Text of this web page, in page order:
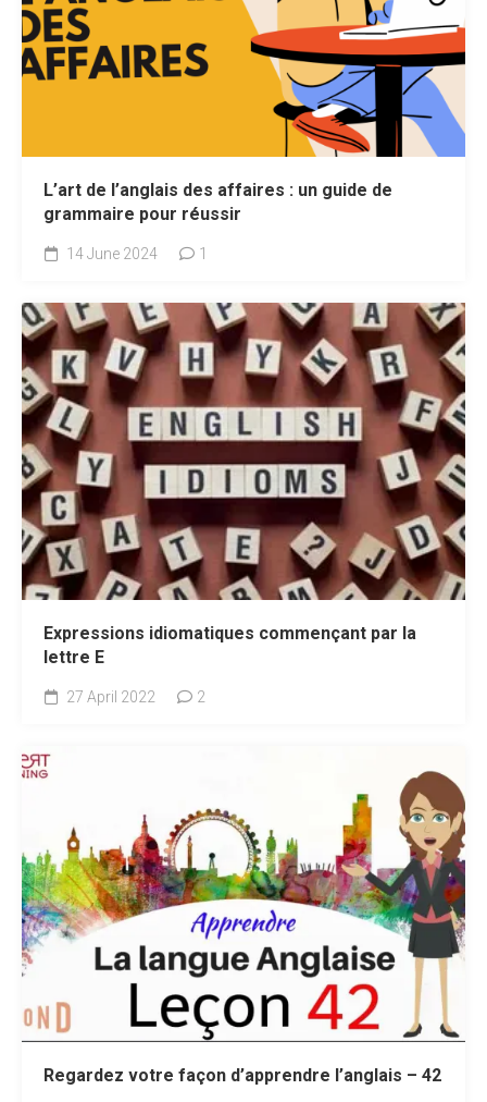
L’art de l’anglais des affaires : un guide de
grammaire pour réussir
14 June 2024 1
Expressions idiomatiques commençant par la
lettre E
27 April 2022 2
Regardez votre façon d’apprendre l’anglais – 42